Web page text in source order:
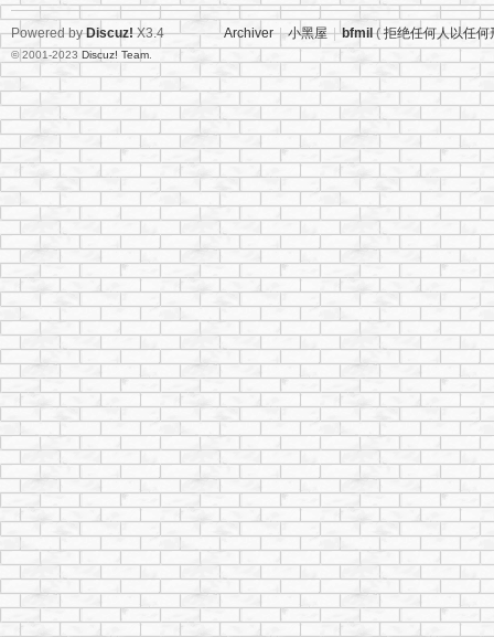
Archiver | 小黑屋 | bfmil(拒绝任何人以任
Powered byDiscuz! X3.4
© 2001-2023 Discuz! Team.